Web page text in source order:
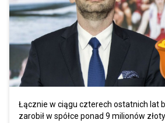
Łącznie w ciągu czterech ostatnich lat
zarobił w spółce ponad 9 milionów